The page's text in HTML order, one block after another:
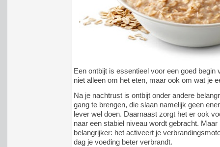
Een ontbijt is essentieel voor een goed begin
niet alleen om het eten, maar ook om wat je
Na je nachtrust is ontbijt onder andere
gang te brengen, die slaan namelijk geen
lever wel doen. Daarnaast zorgt het er ook
naar een stabiel niveau wordt gebracht.
belangrijker: het activeert je
dag je voeding beter verbrandt.